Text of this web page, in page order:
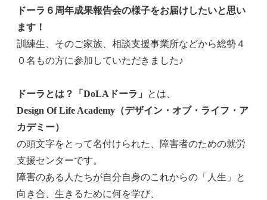
ドーラ６周年成果報告会の様子をお届けしたいと思い
ます！
訓練生、そのご家族、相談支援事業所などから総勢４
０名もの方に参加していただきました♪
ドーラとは？「DoLAドーラ」
とは、
Design Of Life Academy（デザイン・オブ・ライフ・ア
カデミー）
の頭文字をとって名付けられた、障害者のための就労
支援センターです。
障害のある人たちが自分自身のこれからの「人生」と
向き合、生きるために何を学び、